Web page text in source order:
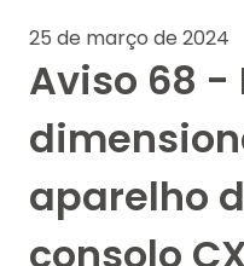
25 de março de 2024
Aviso 68 -
aparelho
consolo